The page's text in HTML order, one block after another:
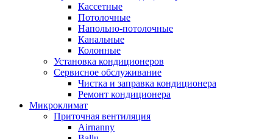
Кассетные
Потолочные
Напольно-потолочные
Канальные
Колонные
Установка кондиционеров
Сервисное обслуживание
Чистка и заправка кондиционера
Ремонт кондиционера
Микроклимат
Приточная вентиляция
Airnanny